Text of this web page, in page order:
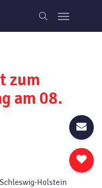
search
Menu
zum
am 08.
Holstein